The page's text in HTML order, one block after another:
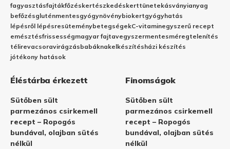
fagyasztásfajtákfőzéskertészkedéskerttünetekásványianyag
befőzésgluténmentesgyógynövénybiokertgyógyhatás
lépésről lépésresüteménybetegségekC-vitaminegyszerű recept
emésztésfrissességmagyar fajtavegyszermentesméregtelenítés
télirevacsoravirágzásbabáknakelkészítésházi készítés
jótékony hatások
Éléstárba érkezett
Sütőben sült
parmezános csirkemell
recept – Ropogós
bundával, olajban sütés
nélkül
Finomságok
Sütőben sült
parmezános csirkemell
recept – Ropogós
bundával, olajban sütés
nélkül